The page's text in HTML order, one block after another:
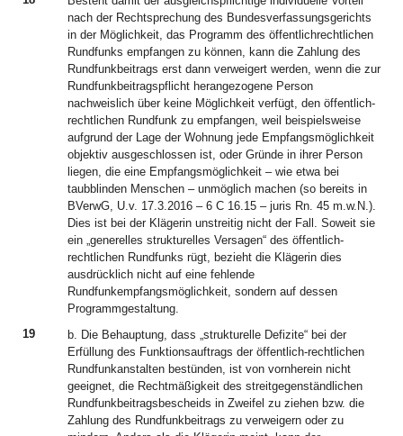
nach der Rechtsprechung des Bundesverfassungsgerichts
in der Möglichkeit, das Programm des öffentlichrechtlichen
Rundfunks empfangen zu können, kann die Zahlung des
Rundfunkbeitrags erst dann verweigert werden, wenn die zur
Rundfunkbeitragspflicht herangezogene Person
nachweislich über keine Möglichkeit verfügt, den öffentlich-
rechtlichen Rundfunk zu empfangen, weil beispielsweise
aufgrund der Lage der Wohnung jede Empfangsmöglichkeit
objektiv ausgeschlossen ist, oder Gründe in ihrer Person
liegen, die eine Empfangsmöglichkeit – wie etwa bei
taubblinden Menschen – unmöglich machen (so bereits in
BVerwG, U.v. 17.3.2016 – 6 C 16.15 – juris Rn. 45 m.w.N.).
Dies ist bei der Klägerin unstreitig nicht der Fall. Soweit sie
ein „generelles strukturelles Versagen“ des öffentlich-
rechtlichen Rundfunks rügt, bezieht die Klägerin dies
ausdrücklich nicht auf eine fehlende
Rundfunkempfangsmöglichkeit, sondern auf dessen
Programmgestaltung.
19
b. Die Behauptung, dass „strukturelle Defizite“ bei der
Erfüllung des Funktionsauftrags der öffentlich-rechtlichen
Rundfunkanstalten bestünden, ist von vornherein nicht
geeignet, die Rechtmäßigkeit des streitgegenständlichen
Rundfunkbeitragsbescheids in Zweifel zu ziehen bzw. die
Zahlung des Rundfunkbeitrags zu verweigern oder zu